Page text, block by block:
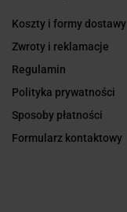
Koszty i formy dostawy
Zwroty i reklamacje
Regulamin
Polityka prywatności
Sposoby płatności
Formularz kontaktowy